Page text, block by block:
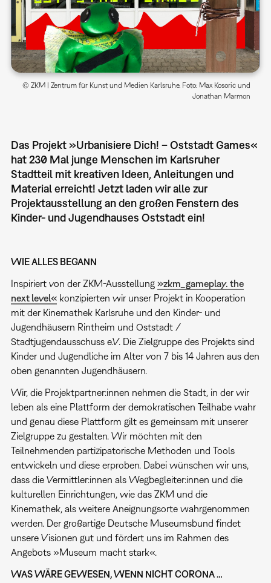
© ZKM | Zentrum für Kunst und Medien Karlsruhe. Foto: Max Kosoric und
Jonathan Marmon
Das Projekt »Urbanisiere Dich! – Oststadt Games«
hat 230 Mal junge Menschen im Karlsruher
Stadtteil mit kreativen Ideen, Anleitungen und
Material erreicht! Jetzt laden wir alle zur
Projektausstellung an den großen Fenstern des
Kinder- und Jugendhauses Oststadt ein!
WIE ALLES BEGANN
Inspiriert von der ZKM-Ausstellung »zkm_gameplay. the
next level«konzipierten wir unser Projekt in Kooperation
mit der Kinemathek Karlsruhe und den Kinder- und
Jugendhäusern Rintheim und Oststadt /
Stadtjugendausschuss e.V. Die Zielgruppe des Projekts sind
Kinder und Jugendliche im Alter von 7 bis 14 Jahren aus den
oben genannten Jugendhäusern.
Wir, die Projektpartner:innen nehmen die Stadt, in der wir
leben als eine Plattform der demokratischen Teilhabe wahr
und genau diese Plattform gilt es gemeinsam mit unserer
Zielgruppe zu gestalten. Wir möchten mit den
Teilnehmenden partizipatorische Methoden und Tools
entwickeln und diese erproben. Dabei wünschen wir uns,
dass die Vermittler:innen als Wegbegleiter:innen und die
kulturellen Einrichtungen, wie das ZKM und die
Kinemathek, als weitere Aneignungsorte wahrgenommen
werden. Der großartige Deutsche Museumsbund findet
unsere Visionen gut und fördert uns im Rahmen des
Angebots »Museum macht stark«.
WAS WÄRE GEWESEN, WENN NICHT CORONA …